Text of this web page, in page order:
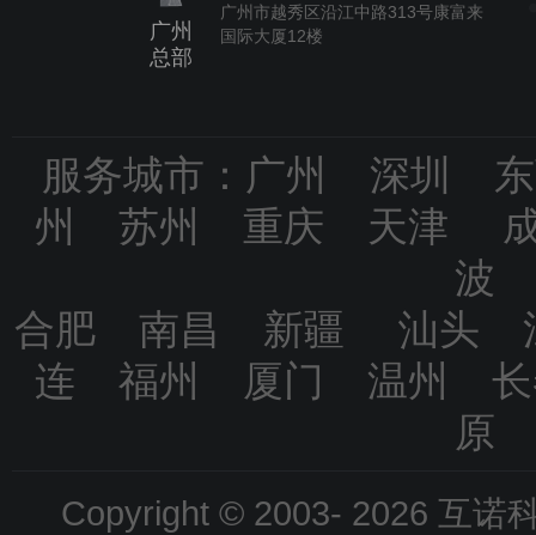
广州
总部
广州市越秀区沿江中路313号康富来
国际大厦12楼
服务城市：广州 深
州 苏州 重庆 天津
波
合肥 南昌 新疆 汕头
连 福州 厦门 温州
原
Copyright © 2003- 2026 互诺